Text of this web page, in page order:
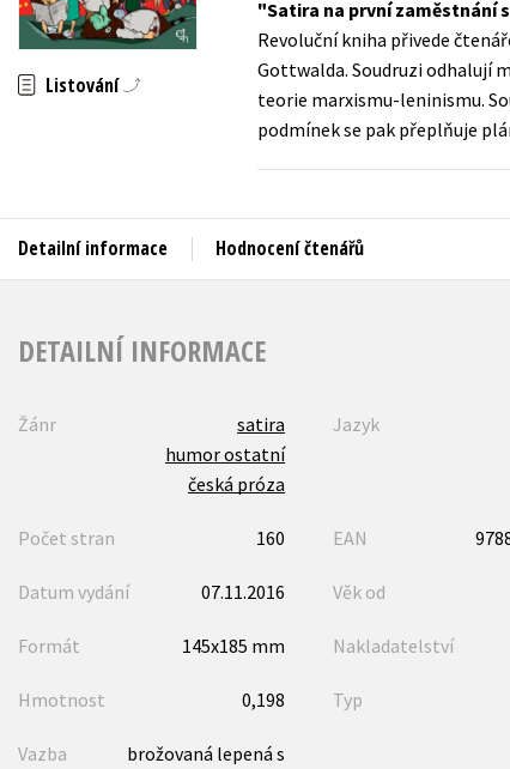
Auto - moto
Beletrie pro děti
Jazyky
Kariéra a osobní rozvoj
Listování
Satira na první zaměstnání
Revoluční kniha přivede
Gottwalda. Soudruzi odhalují
teorie marxismu-leninismu.
podmínek se pak přeplňuje
Detailní informace Hodnocení čtenářů
DETAILNÍ INFORMACE
Žánr
satira
humor ostatní
česká próza
Jazyk
Počet stran 160 EAN
Datum vydání 07.11.2016 Věk od
Formát 145x185 mm Nakladatelství
Hmotnost 0,198 Typ
Vazba
brožovaná lepená s